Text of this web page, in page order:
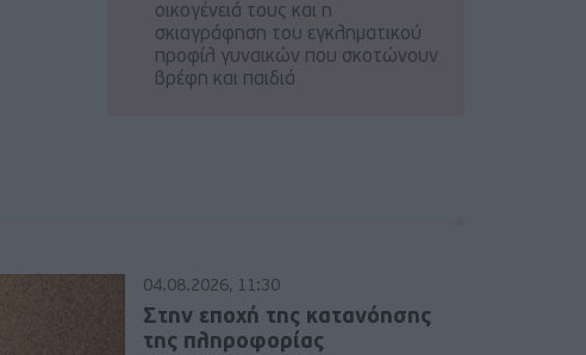
οικογένειά τους και η
σκιαγράφηση του εγκληματικού
προφίλ γυναικών που σκοτώνουν
βρέφη και παιδιά
04.08.2026, 11:30
Στην εποχή της κατανόησης
της πληροφορίας